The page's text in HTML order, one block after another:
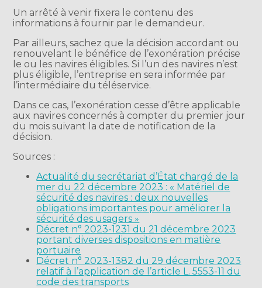
Un arrêté à venir fixera le contenu des
informations à fournir par le demandeur.
Par ailleurs, sachez que la décision accordant ou
renouvelant le bénéfice de l’exonération précise
le ou les navires éligibles. Si l’un des navires n’est
plus éligible, l’entreprise en sera informée par
l’intermédiaire du téléservice.
Dans ce cas, l’exonération cesse d’être applicable
aux navires concernés à compter du premier jour
du mois suivant la date de notification de la
décision.
Sources :
Actualité du secrétariat d’État chargé de la
mer du 22 décembre 2023 : « Matériel de
sécurité des navires : deux nouvelles
obligations importantes pour améliorer la
sécurité des usagers »
Décret n° 2023-1231 du 21 décembre 2023
portant diverses dispositions en matière
portuaire
Décret n° 2023-1382 du 29 décembre 2023
relatif à l’application de l’article L. 5553-11 du
code des transports